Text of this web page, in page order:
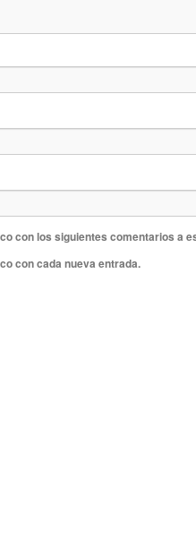
con los siguientes comentarios a
con cada nueva entrada.